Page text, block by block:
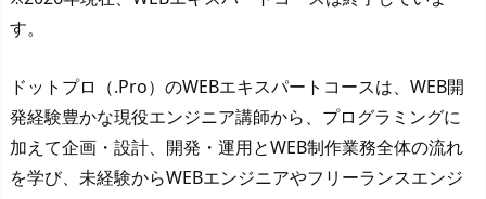
す。
ドットプロ（.Pro）のWEBエキスパートコースは、WEB開
発経験豊かな現役エンジニア講師から、プログラミングに
加えて企画・設計、開発・運用とWEB制作業務全体の流れ
を学び、未経験からWEBエンジニアやフリーランスエンジ